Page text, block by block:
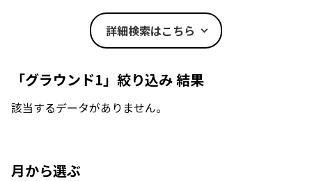
詳細検索はこちら
「グラウンド1」絞り込み 結果
該当するデータがありません。
月から選ぶ